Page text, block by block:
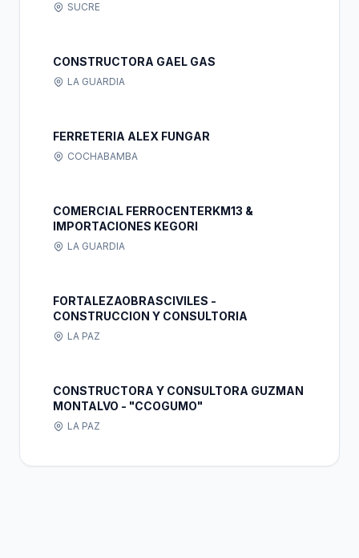
SUCRE
CONSTRUCTORA GAEL GAS
LA GUARDIA
FERRETERIA ALEX FUNGAR
COCHABAMBA
COMERCIAL FERROCENTERKM13 &
IMPORTACIONES KEGORI
LA GUARDIA
FORTALEZAOBRASCIVILES -
CONSTRUCCION Y CONSULTORIA
LA PAZ
CONSTRUCTORA Y CONSULTORA GUZMAN
MONTALVO - "CCOGUMO"
LA PAZ